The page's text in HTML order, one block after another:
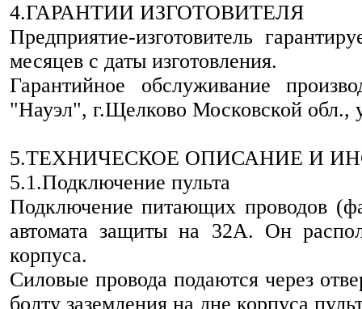
4.ГАРАНТИИ ИЗГОТОВИТЕЛЯ
Предприятие-изготовитель
месяцев с даты изготовления.
Гарантийное обслуживание
"Науэл", г.Щелково Московской обл.,
5.ТЕХНИЧЕСКОЕ ОПИСАНИЕ И
5.1.Подключение пульта
Подключение питающих проводов
автомата защиты на 32А. Он
корпуса.
Силовые провода подаются через
болту заземления на дне корпуса